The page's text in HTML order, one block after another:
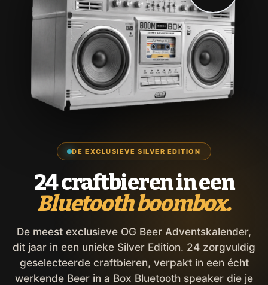
DE EXCLUSIEVE SILVER EDITION
24 craftbieren in een
Bluetooth boombox.
De meest exclusieve OG Beer Adventskalender,
dit jaar in een unieke Silver Edition. 24 zorgvuldig
geselecteerde craftbieren, verpakt in een écht
werkende Beer in a Box Bluetooth speaker die je